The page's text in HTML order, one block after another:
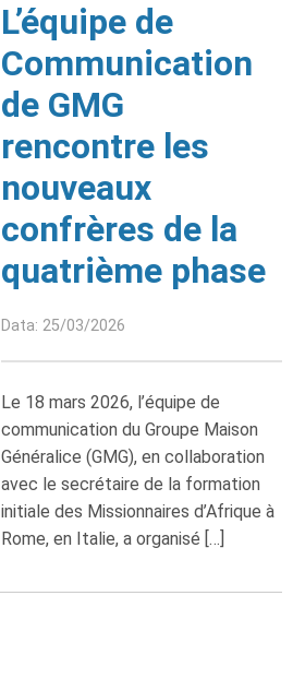
L’équipe de
Communication
de GMG
rencontre les
nouveaux
confrères de la
quatrième phase
Data: 25/03/2026
Le 18 mars 2026, l’équipe de
communication du Groupe Maison
Généralice (GMG), en collaboration
avec le secrétaire de la formation
initiale des Missionnaires d’Afrique à
Rome, en Italie, a organisé […]